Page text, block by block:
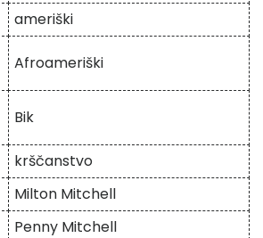
ameriški
Afroameriški
Bik
krščanstvo
Milton Mitchell
Penny Mitchell